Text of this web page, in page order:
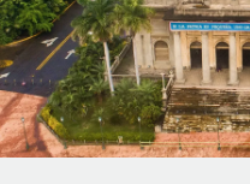
INFRASTRUCTURE
Intégration Remote
Intégrez vos RH aux
Plateforme
Des solutions agiles et
paie des entreprises
Entreprises
Développez vos
mesure
APPRENDRE AVEC
Recherche et guides
Études de cas
Español
Italiano
Português (Portugal)